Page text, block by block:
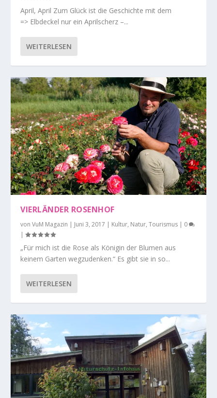
April, April Zum Glück ist die Geschichte mit dem
=> Elbdeckel nur ein Aprilscherz –...
WEITERLESEN
VIERLÄNDER ROSENHOF
vonVuM Magazin | Juni 3, 2017 | Kultur, Natur,Tourismus | 0
|
„Für mich ist die Rose als Königin der Blumen aus
keinem Garten wegzudenken.“ Es gibt sie in so...
WEITERLESEN